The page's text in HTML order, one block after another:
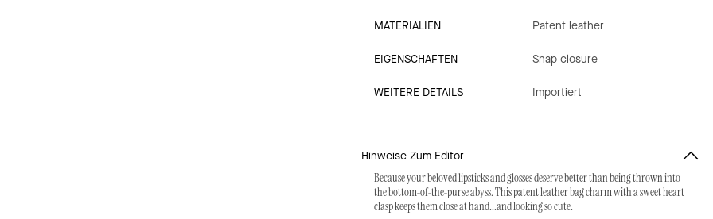
MATERIALIEN Patent leather
EIGENSCHAFTEN Snap closure
WEITERE DETAILS Importiert
Hinweise Zum Editor
Because your beloved lipsticks and glosses deserve better than being thrown into
the bottom-of-the-purse abyss. This patent leather bag charm with a sweet heart
clasp keeps them close at hand...and looking so cute.